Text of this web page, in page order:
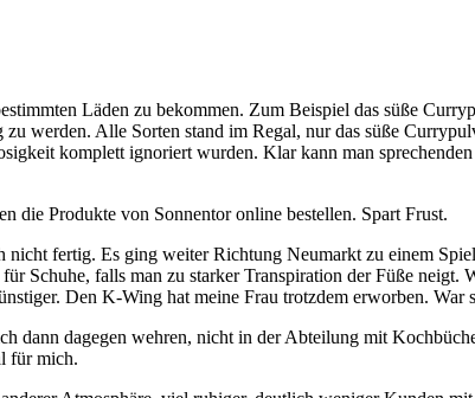
Läden zu bekommen. Zum Beispiel das süße
werden. Alle Sorten stand im Regal, nur das süße
komplett ignoriert wurden. Klar kann man
die Produkte von Sonnentor online bestellen. Spart Frust.
fertig. Es ging weiter Richtung Neumarkt zu einem
Schuhe, falls man zu starker Transpiration der Füße
Den K-Wing hat meine Frau trotzdem erworben. War
dann dagegen wehren, nicht in der Abteilung mit
für mich.